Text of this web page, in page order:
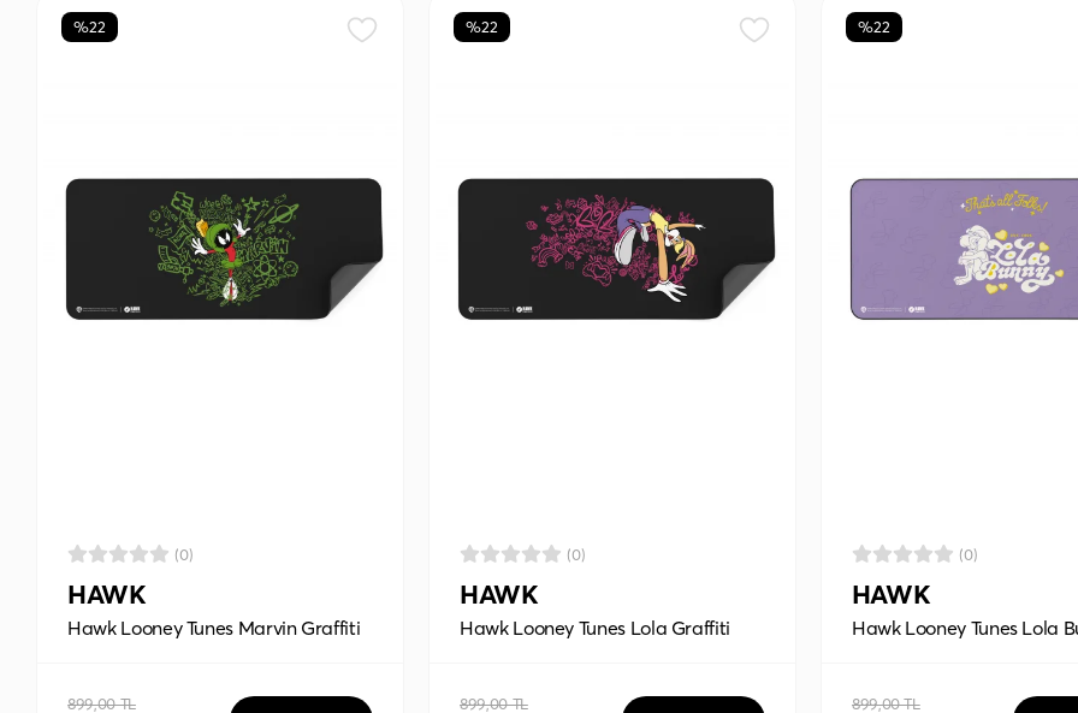
%22
(0)
HAWK
Hawk Looney Tunes Marvin Graffiti
899,00 TL
%22
(0)
HAWK
Hawk Looney Tunes Lola Graffiti
899,00 TL
%22
(0)
HAWK
Hawk Looney Tunes Lola
899,00 TL